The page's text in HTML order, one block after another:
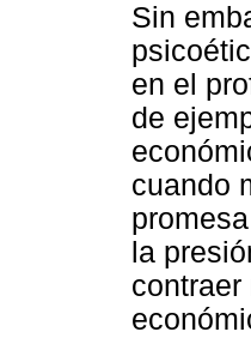
Sin
en el
de
cuando
la